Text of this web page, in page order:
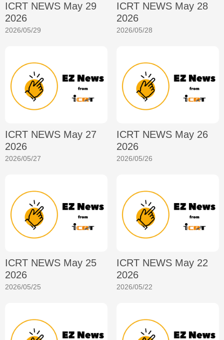
ICRT NEWS May 29
2026
2026/05/29
ICRT NEWS May 28
2026
2026/05/28
ICRT NEWS May 27
2026
2026/05/27
ICRT NEWS May 26
2026
2026/05/26
ICRT NEWS May 25
2026
2026/05/25
ICRT NEWS May 22
2026
2026/05/22